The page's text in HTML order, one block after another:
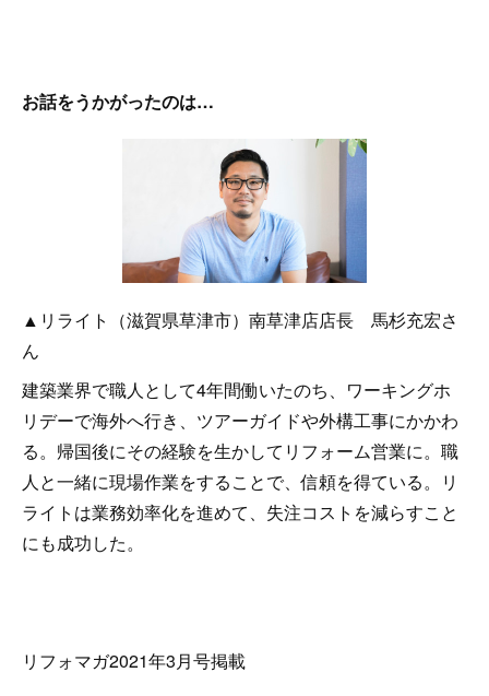
お話をうかがったのは…
▲リライト（滋賀県草津市）南草津店店長 馬杉充宏さ
ん
建築業界で職人として4年間働いたのち、ワーキングホ
リデーで海外へ行き、ツアーガイドや外構工事にかかわ
る。帰国後にその経験を生かしてリフォーム営業に。職
人と一緒に現場作業をすることで、信頼を得ている。リ
ライトは業務効率化を進めて、失注コストを減らすこと
にも成功した。
リフォマガ2021年3月号掲載